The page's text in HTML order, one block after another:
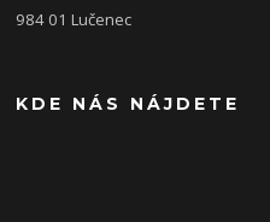
984 01 Lučenec
KDE NÁS NÁJDETE